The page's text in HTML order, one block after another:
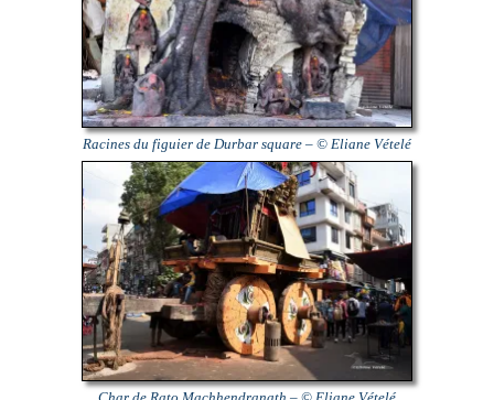
Racines du figuier de Durbar square – © Eliane Vételé